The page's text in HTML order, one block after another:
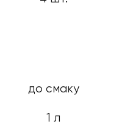
до смаку
1 л